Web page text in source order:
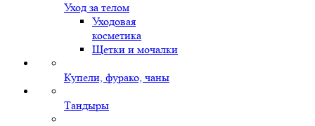
Уход за телом
Уходовая
косметика
Щетки и мочалки
Купели, фурако, чаны
Тандыры